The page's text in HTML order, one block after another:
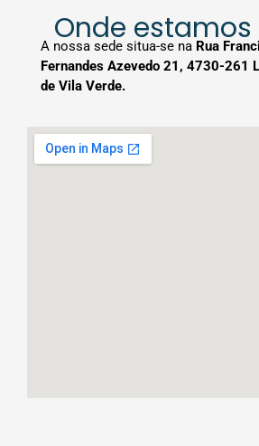
Onde estamos
A nossa sede situa-se na Rua
Fernandes Azevedo 21, 4730-261
de Vila Verde.